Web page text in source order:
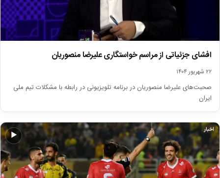
افشای جزئیاتی از مراسم خواستگاری‌ علیرضا منصوریان
۲۲ شهریور ۱۴۰۴
صحبت‌های علیرضا منصوریان در برنامه تلویزیونی در رابطه با مشکلات تیم ملی
ایران
▶
اخبار